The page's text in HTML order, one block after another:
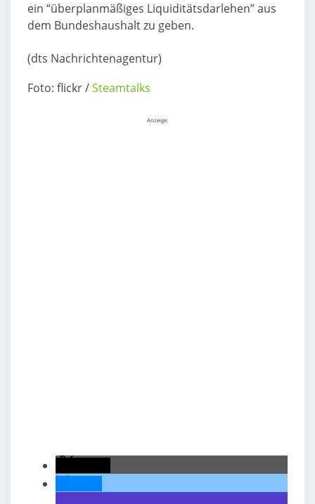
ein “überplanmäßiges Liquiditätsdarlehen” aus
dem Bundeshaushalt zu geben.
(dts Nachrichtenagentur)
Foto: flickr /Steamtalks
Anzeige: